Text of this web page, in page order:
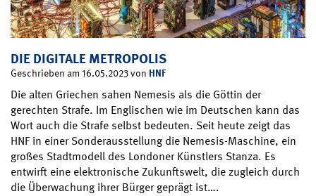
DIE DIGITALE METROPOLIS
Geschrieben am 16.05.2023 von HNF
Die alten Griechen sahen Nemesis als die Göttin der
gerechten Strafe. Im Englischen wie im Deutschen kann das
Wort auch die Strafe selbst bedeuten. Seit heute zeigt das
HNF in einer Sonderausstellung die Nemesis-Maschine, ein
großes Stadtmodell des Londoner Künstlers Stanza. Es
entwirft eine elektronische Zukunftswelt, die zugleich durch
die Überwachung ihrer Bürger geprägt ist….